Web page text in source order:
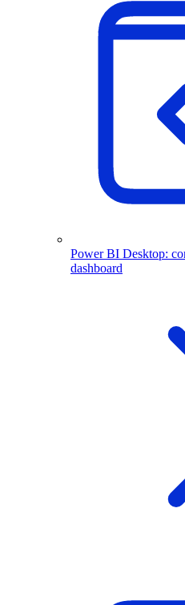
Power BI Desktop:
dashboard